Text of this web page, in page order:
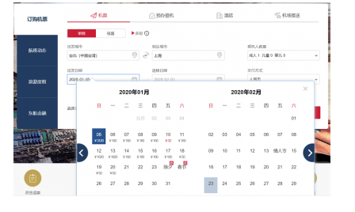
与
香
港
机
场
办
飞
就